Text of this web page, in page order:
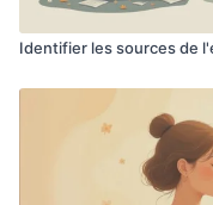
Identifier les sources de